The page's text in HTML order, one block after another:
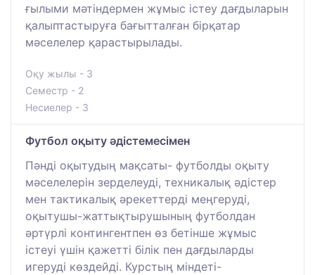
ғылыми мәтіндермен жұмыс істеу дағдыларын
қалыптастыруға бағытталған бірқатар
мәселелер қарастырылады.
Оқу жылы - 3
Семестр - 2
Несиелер - 3
Футбол оқыту әдістемесімен
Пәнді оқытудың мақсаты- футболды оқыту
мәселелерін зерделеуді, техникалық әдістер
мен тактикалық әрекеттерді меңгеруді,
оқытушы-жаттықтырушының футболдан
әртүрлі контингентпен өз бетінше жұмыс
істеуі үшін қажетті білік пен дағдыларды
игеруді көздейді. Курстың міндеті-